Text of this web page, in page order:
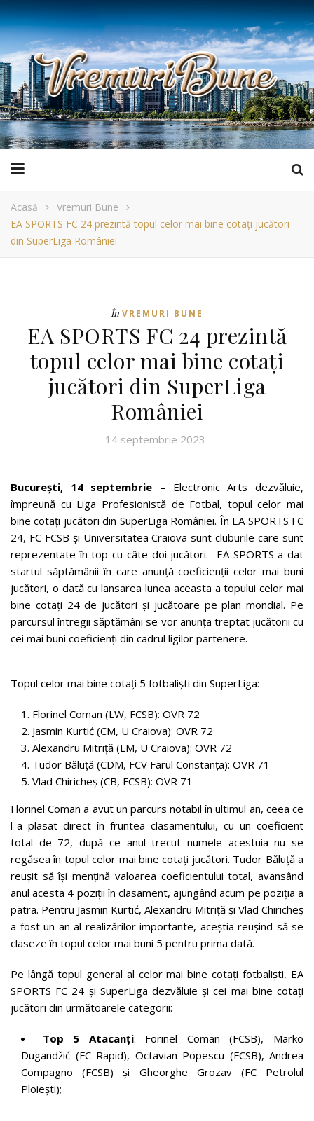
Acasă
Vremuri Bune
EA SPORTS FC 24 prezintă topul celor mai bine cotați jucători
din SuperLiga României
În VREMURI BUNE
EA SPORTS FC 24 prezintă
topul celor mai bine cotați
jucători din SuperLiga
României
14 septembrie 2023
București, 14 septembrie – Electronic Arts dezvăluie,
împreună cu Liga Profesionistă de Fotbal, topul celor mai
bine cotați jucători din SuperLiga României. În EA SPORTS FC
24, FC FCSB și Universitatea Craiova sunt cluburile care sunt
reprezentate în top cu câte doi jucători. EA SPORTS a dat
startul săptămânii în care anunță coeficienții celor mai buni
jucători, o dată cu lansarea lunea aceasta a topului celor mai
bine cotați 24 de jucători și jucătoare pe plan mondial. Pe
parcursul întregii săptămâni se vor anunța treptat jucătorii cu
cei mai buni coeficienți din cadrul ligilor partenere.
Topul celor mai bine cotați 5 fotbaliști din SuperLiga:
Florinel Coman (LW, FCSB): OVR 72
Jasmin Kurtić (CM, U Craiova): OVR 72
Alexandru Mitriță (LM, U Craiova): OVR 72
Tudor Băluță (CDM, FCV Farul Constanța): OVR 71
Vlad Chiricheș (CB, FCSB): OVR 71
Florinel Coman a avut un parcurs notabil în ultimul an, ceea ce
l-a plasat direct în fruntea clasamentului, cu un coeficient
total de 72, după ce anul trecut numele acestuia nu se
regăsea în topul celor mai bine cotați jucători. Tudor Băluță a
reușit să își mențină valoarea coeficientului total, avansând
anul acesta 4 poziții în clasament, ajungând acum pe poziția a
patra. Pentru Jasmin Kurtić, Alexandru Mitriță și Vlad Chiricheș
a fost un an al realizărilor importante, aceștia reușind să se
claseze în topul celor mai buni 5 pentru prima dată.
Pe lângă topul general al celor mai bine cotați fotbaliști, EA
SPORTS FC 24 și SuperLiga dezvăluie și cei mai bine cotați
jucători din următoarele categorii:
Top 5 Atacanți: Forinel Coman (FCSB), Marko
Dugandžić (FC Rapid), Octavian Popescu (FCSB), Andrea
Compagno (FCSB) și Gheorghe Grozav (FC Petrolul
Ploiești);